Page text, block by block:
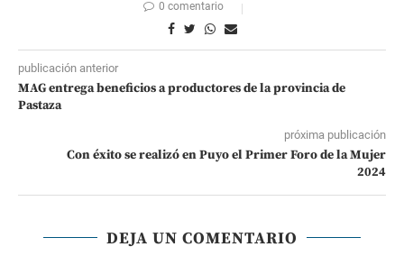
0 comentario
publicación anterior
MAG entrega beneficios a productores de la provincia de
Pastaza
próxima publicación
Con éxito se realizó en Puyo el Primer Foro de la Mujer
2024
DEJA UN COMENTARIO